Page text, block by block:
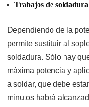
Trabajos de
Dependiendo de la
permite sustituir al
soldadura. Sólo hay
máxima potencia y
a soldar, que debe
minutos habrá